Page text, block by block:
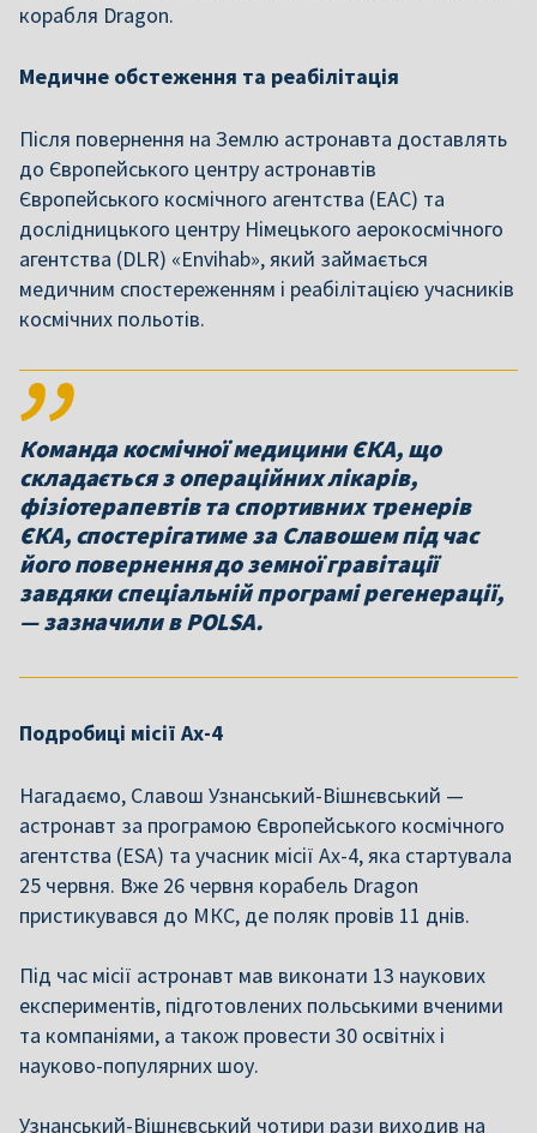
корабля Dragon.
Медичне обстеження та реабілітація
Після повернення на Землю астронавта доставлять
до Європейського центру астронавтів
Європейського космічного агентства (EAC) та
дослідницького центру Німецького аерокосмічного
агентства (DLR) «Envihab», який займається
медичним спостереженням і реабілітацією учасників
космічних польотів.
Команда космічної медицини ЄКА, що
складається з операційних лікарів,
фізіотерапевтів та спортивних тренерів
ЄКА, спостерігатиме за Славошем під час
його повернення до земної гравітації
завдяки спеціальній програмі регенерації,
— зазначили в POLSA.
Подробиці місії Ax-4
Нагадаємо, Славош Узнанський-Вішнєвський —
астронавт за програмою Європейського космічного
агентства (ESA) та учасник місії Ax-4, яка стартувала
25 червня. Вже 26 червня корабель Dragon
пристикувався до МКС, де поляк провів 11 днів.
Під час місії астронавт мав виконати 13 наукових
експериментів, підготовлених польськими вченими
та компаніями, а також провести 30 освітніх і
науково-популярних шоу.
Узнанський-Вішнєвський чотири рази виходив на